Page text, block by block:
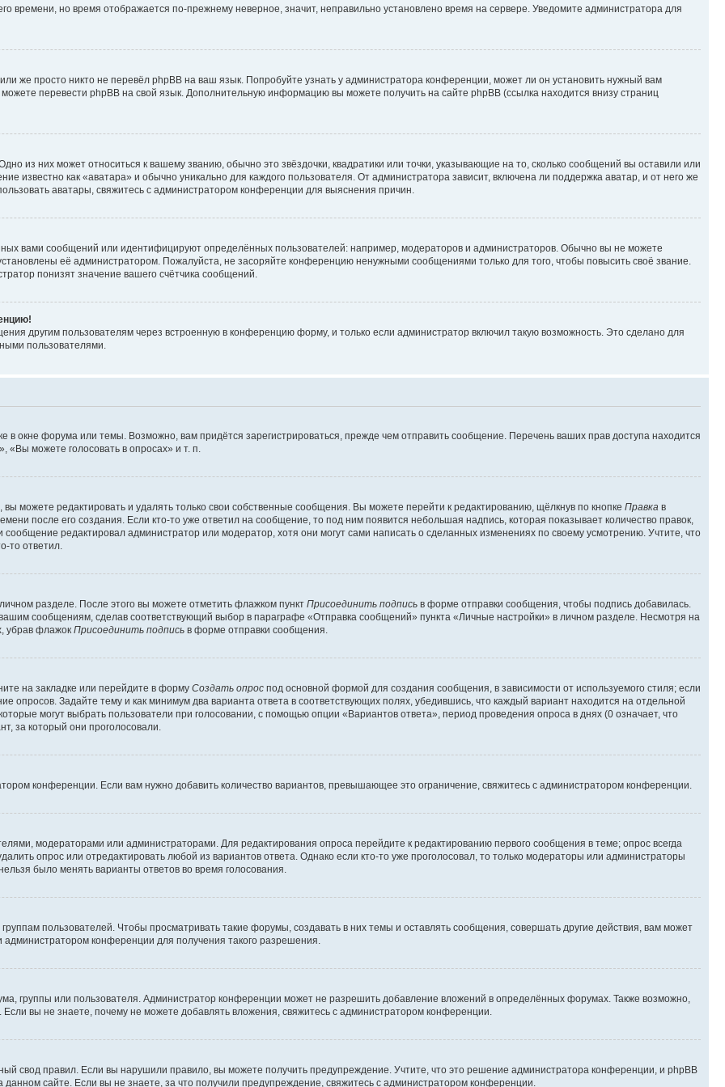
времени, но время отображается по-прежнему неверное, значит, неправильно установлено время на сервере. Уведомите администратора для
же просто никто не перевёл phpBB на ваш язык. Попробуйте узнать у администратора конференции, может ли он установить нужный вам
можете перевести phpBB на свой язык. Дополнительную информацию вы можете получить на сайте phpBB (ссылка находится внизу страниц
из них может относиться к вашему званию, обычно это звёздочки, квадратики или точки, указывающие на то, сколько сообщений вы оставили или
известно как «аватара» и обычно уникально для каждого пользователя. От администратора зависит, включена ли поддержка аватар, и от него же
аватары, свяжитесь с администратором конференции для выяснения причин.
вами сообщений или идентифицируют определённых пользователей: например, модераторов и администраторов. Обычно вы не можете
её администратором. Пожалуйста, не засоряйте конференцию ненужными сообщениями только для того, чтобы повысить своё звание.
понизят значение вашего счётчика сообщений.
другим пользователям через встроенную в конференцию форму, и только если администратор включил такую возможность. Это сделано для
пользователями.
окне форума или темы. Возможно, вам придётся зарегистрироваться, прежде чем отправить сообщение. Перечень ваших прав доступа находится
можете голосовать в опросах» и т. п.
можете редактировать и удалять только свои собственные сообщения. Вы можете перейти к редактированию, щёлкнув по кнопке Правка в
после его создания. Если кто-то уже ответил на сообщение, то под ним появится небольшая надпись, которая показывает количество правок,
редактировал администратор или модератор, хотя они могут сами написать о сделанных изменениях по своему усмотрению. Учтите, что
то ответил.
разделе. После этого вы можете отметить флажком пункт Присоединить подпись в форме отправки сообщения, чтобы подпись добавилась.
сообщениям, сделав соответствующий выбор в параграфе «Отправка сообщений» пункта «Личные настройки» в личном разделе. Несмотря на
убрав флажок Присоединить подпись в форме отправки сообщения.
на закладке или перейдите в форму Создать опрос под основной формой для создания сообщения, в зависимости от используемого стиля; если
опросов. Задайте тему и как минимум два варианта ответа в соответствующих полях, убедившись, что каждый вариант находится на отдельной
могут выбрать пользователи при голосовании, с помощью опции «Вариантов ответа», период проведения опроса в днях (0 означает, что
за который они проголосовали.
конференции. Если вам нужно добавить количество вариантов, превышающее это ограничение, свяжитесь с администратором конференции.
модераторами или администраторами. Для редактирования опроса перейдите к редактированию первого сообщения в теме; опрос всегда
опрос или отредактировать любой из вариантов ответа. Однако если кто-то уже проголосовал, то только модераторы или администраторы
было менять варианты ответов во время голосования.
пользователей. Чтобы просматривать такие форумы, создавать в них темы и оставлять сообщения, совершать другие действия, вам может
конференции для получения такого разрешения.
группы или пользователя. Администратор конференции может не разрешить добавление вложений в определённых форумах. Также возможно,
вы не знаете, почему не можете добавлять вложения, свяжитесь с администратором конференции.
свод правил. Если вы нарушили правило, вы можете получить предупреждение. Учтите, что это решение администратора конференции, и phpBB
сайте. Если вы не знаете, за что получили предупреждение, свяжитесь с администратором конференции.